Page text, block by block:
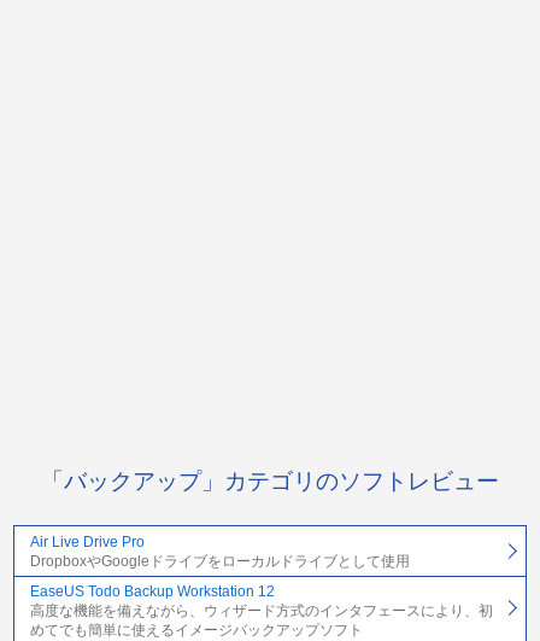
「バックアップ」カテゴリのソフトレビュー
Air Live Drive Pro
DropboxやGoogleドライブをローカルドライブとして使用
EaseUS Todo Backup Workstation 12
高度な機能を備えながら、ウィザード方式のインタフェースにより、初
めてでも簡単に使えるイメージバックアップソフト